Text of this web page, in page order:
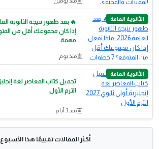
الثانوية العامة
مهمة
منذ يوم
الثانوية العامة
الترم الأول
منذ 3 أيام
أكثر المقالات تقييمًا هذا الأسبوع